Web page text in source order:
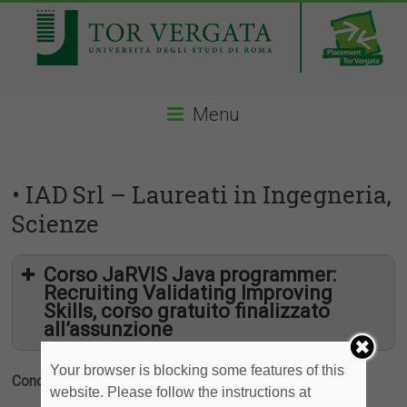
Menu
• IAD Srl – Laureati in Ingegneria,
Scienze
Corso JaRVIS Java programmer:
Recruiting Validating Improving
Skills, corso gratuito finalizzato
all’assunzione
Condividi
Your browser is blocking some features of this
website. Please follow the instructions at